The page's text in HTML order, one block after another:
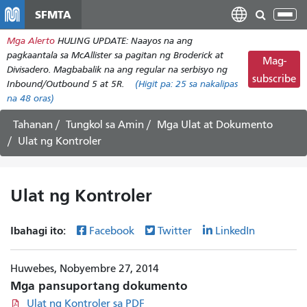
pangunahing
nilalaman
SFMTA
I-
ang
Mga Alerto HULING UPDATE: Naayos na ang
pagkaantala sa McAllister sa pagitan ng Broderick at
Divisadero. Magbabalik na ang regular na serbisyo ng
Inbound/Outbound 5 at 5R.
(Higit pa: 25 sa nakalipas
na 48 oras)
Mag-
subscribe
Tahanan Tungkol sa Amin
Mga Ulat at Dokumento
Ulat ng Kontroler
Ulat ng Kontroler
Ibahagi ito: Facebook Twitter LinkedIn
Huwebes, Nobyembre 27, 2014
Mga pansuportang dokumento
Ulat ng Kontroler sa PDF